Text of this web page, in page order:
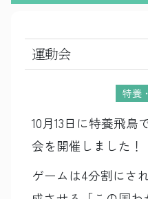
運動会
特養
10月13日に特養飛鳥
会を開催しました！
ゲームは4分割にさ